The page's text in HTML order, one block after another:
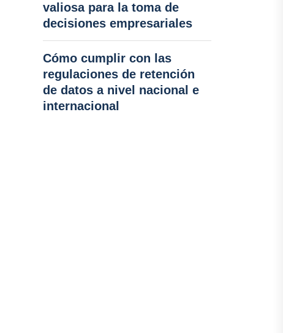
valiosa para la toma de
decisiones empresariales
Cómo cumplir con las
regulaciones de retención
de datos a nivel nacional e
internacional